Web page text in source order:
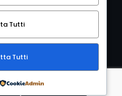
S.c.PI 07341730013 - [
Tutti
Tutti